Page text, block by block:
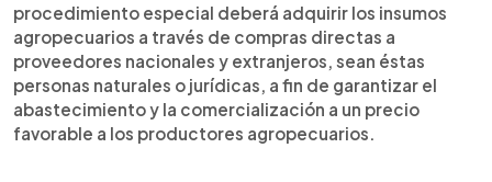
procedimiento especial deberá adquirir los insumos
agropecuarios a través de compras directas a
proveedores nacionales y extranjeros, sean éstas
personas naturales o jurídicas, a fin de garantizar el
abastecimiento y la comercialización a un precio
favorable a los productores agropecuarios.